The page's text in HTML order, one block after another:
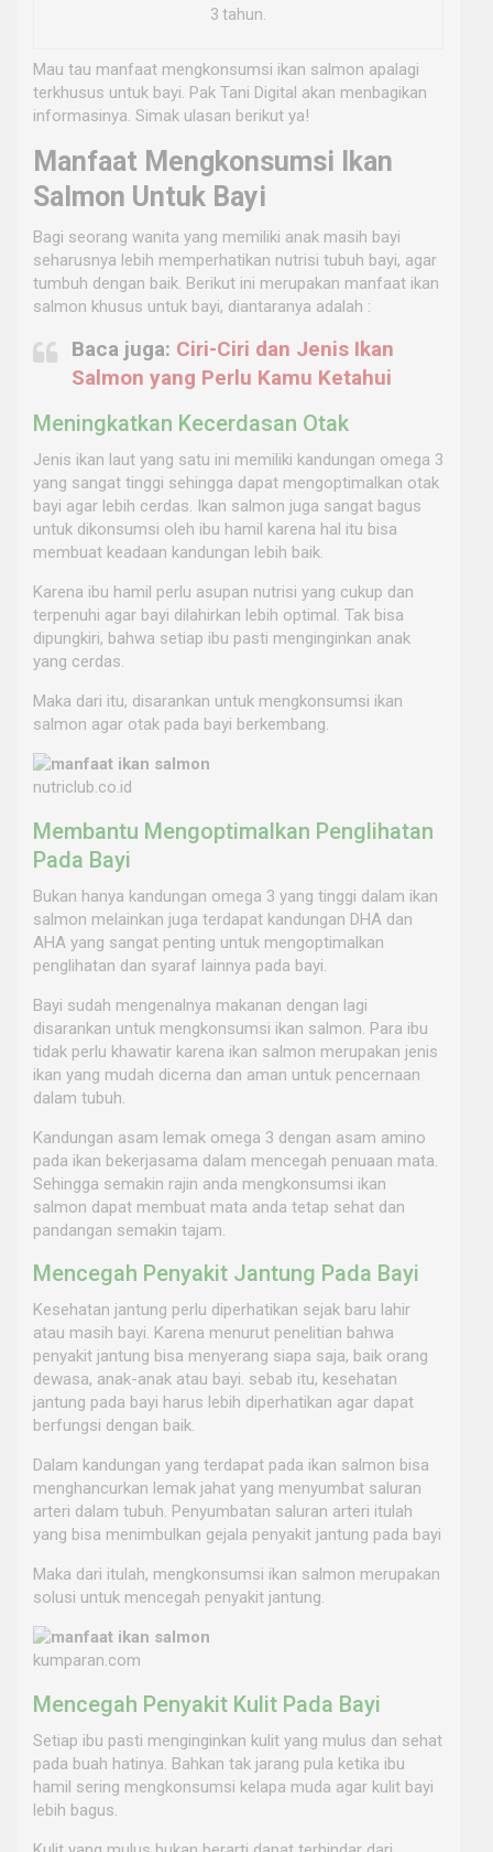
3 tahun.
Mau tau manfaat mengkonsumsi ikan salmon apalagi
terkhusus untuk bayi. Pak Tani Digital akan menbagikan
informasinya. Simak ulasan berikut ya!
Manfaat Mengkonsumsi Ikan
Salmon Untuk Bayi
Bagi seorang wanita yang memiliki anak masih bayi
seharusnya lebih memperhatikan nutrisi tubuh bayi, agar
tumbuh dengan baik. Berikut ini merupakan manfaat ikan
salmon khusus untuk bayi, diantaranya adalah :
Baca juga: Ciri-Ciri dan Jenis Ikan
Salmon yang Perlu Kamu Ketahui
Meningkatkan Kecerdasan Otak
Jenis ikan laut yang satu ini memiliki kandungan omega 3
yang sangat tinggi sehingga dapat mengoptimalkan otak
bayi agar lebih cerdas. Ikan salmon juga sangat bagus
untuk dikonsumsi oleh ibu hamil karena hal itu bisa
membuat keadaan kandungan lebih baik.
Karena ibu hamil perlu asupan nutrisi yang cukup dan
terpenuhi agar bayi dilahirkan lebih optimal. Tak bisa
dipungkiri, bahwa setiap ibu pasti menginginkan anak
yang cerdas.
Maka dari itu, disarankan untuk mengkonsumsi ikan
salmon agar otak pada bayi berkembang.
nutriclub.co.id
Membantu Mengoptimalkan Penglihatan
Pada Bayi
Bukan hanya kandungan omega 3 yang tinggi dalam ikan
salmon melainkan juga terdapat kandungan DHA dan
AHA yang sangat penting untuk mengoptimalkan
penglihatan dan syaraf lainnya pada bayi.
Bayi sudah mengenalnya makanan dengan lagi
disarankan untuk mengkonsumsi ikan salmon. Para ibu
tidak perlu khawatir karena ikan salmon merupakan jenis
ikan yang mudah dicerna dan aman untuk pencernaan
dalam tubuh.
Kandungan asam lemak omega 3 dengan asam amino
pada ikan bekerjasama dalam mencegah penuaan mata.
Sehingga semakin rajin anda mengkonsumsi ikan
salmon dapat membuat mata anda tetap sehat dan
pandangan semakin tajam.
Mencegah Penyakit Jantung Pada Bayi
Kesehatan jantung perlu diperhatikan sejak baru lahir
atau masih bayi. Karena menurut penelitian bahwa
penyakit jantung bisa menyerang siapa saja, baik orang
dewasa, anak-anak atau bayi. sebab itu, kesehatan
jantung pada bayi harus lebih diperhatikan agar dapat
berfungsi dengan baik.
Dalam kandungan yang terdapat pada ikan salmon bisa
menghancurkan lemak jahat yang menyumbat saluran
arteri dalam tubuh. Penyumbatan saluran arteri itulah
yang bisa menimbulkan gejala penyakit jantung pada bayi
Maka dari itulah, mengkonsumsi ikan salmon merupakan
solusi untuk mencegah penyakit jantung.
kumparan.com
Mencegah Penyakit Kulit Pada Bayi
Setiap ibu pasti menginginkan kulit yang mulus dan sehat
pada buah hatinya. Bahkan tak jarang pula ketika ibu
hamil sering mengkonsumsi kelapa muda agar kulit bayi
lebih bagus.